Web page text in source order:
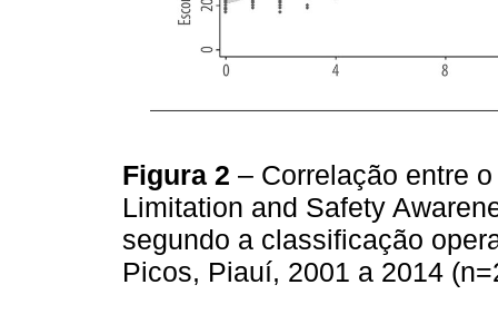
Figura 2 – Correlação entre
Limitation and Safety
segundo a classificação
Picos, Piauí, 2001 a 2014